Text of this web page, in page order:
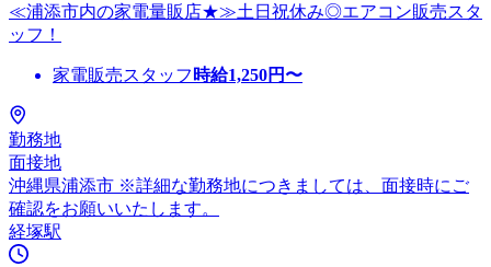
≪浦添市内の家電量販店★≫土日祝休み◎エアコン販売スタ
ッフ！
家電販売スタッフ 時給1,250円〜
勤務地
面接地
沖縄県浦添市 ※詳細な勤務地につきましては、面接時にご
確認をお願いいたします。
経塚駅